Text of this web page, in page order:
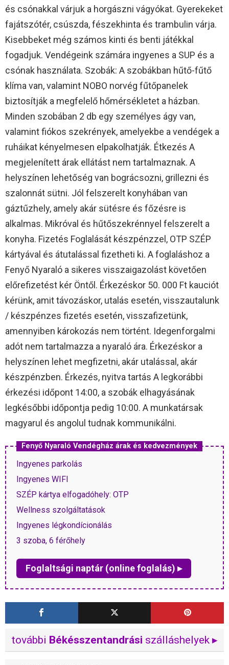
és csónakkal várjuk a horgászni vágyókat. Gyerekeket
fajátszótér, csúszda, fészekhinta és trambulin várja.
Kisebbeket még számos kinti és benti játékkal
fogadjuk. Vendégeink számára ingyenes a SUP és a
csónak használata. Szobák: A szobákban hűtő-fűtő
klíma van, valamint NOBO norvég fűtőpanelek
biztosítják a megfelelő hőmérsékletet a házban.
Minden szobában 2 db egy személyes ágy van,
valamint fiókos szekrények, amelyekbe a vendégek a
ruháikat kényelmesen elpakolhatják. Étkezés A
megjelenített árak ellátást nem tartalmaznak. A
helyszínen lehetőség van bográcsozni, grillezni és
szalonnát sütni. Jól felszerelt konyhában van
gáztűzhely, amely akár sütésre és főzésre is
alkalmas. Mikróval és hűtőszekrénnyel felszerelt a
konyha. Fizetés Foglalását készpénzzel, OTP SZÉP
kártyával és átutalással fizetheti ki. A foglaláshoz a
Fenyő Nyaraló a sikeres visszaigazolást követően
előrefizetést kér Öntől. Érkezéskor 50. 000 Ft kauciót
kérünk, amit távozáskor, utalás esetén, visszautalunk
/ készpénzes fizetés esetén, visszafizetünk,
amennyiben károkozás nem történt. Idegenforgalmi
adót nem tartalmazza a nyaraló ára. Érkezéskor a
helyszínen lehet megfizetni, akár utalással, akár
készpénzben. Érkezés, nyitva tartás A legkorábbi
érkezési időpont 14:00, a szobák elhagyásának
legkésőbbi időpontja pedig 10:00. A munkatársak
magyarul és angolul tudnak kommunikálni.
Fenyő Nyaraló Vendégház árak és kedvezmények
Ingyenes parkolás
Ingyenes WIFI
SZÉP kártya elfogadóhely: OTP
Wellness szolgáltatások
Ingyenes légkondícionálás
3 szoba, 6 férőhely
Foglaltsági naptár (online foglalás) ▸
további Békésszentandrási szálláshelyek ▸